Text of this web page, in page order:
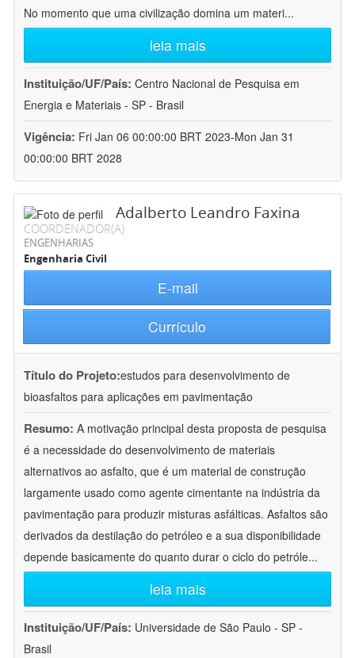
No momento que uma civilização domina um materi...
leia mais
Instituição/UF/País: Centro Nacional de Pesquisa em
Energia e Materiais - SP - Brasil
Vigência: Fri Jan 06 00:00:00 BRT 2023-Mon Jan 31
00:00:00 BRT 2028
Adalberto Leandro Faxina
COORDENADOR(A)
ENGENHARIAS
Engenharia Civil
E-mail
Currículo
Título do Projeto:estudos para desenvolvimento de
bioasfaltos para aplicações em pavimentação
Resumo: A motivação principal desta proposta de pesquisa
é a necessidade do desenvolvimento de materiais
alternativos ao asfalto, que é um material de construção
largamente usado como agente cimentante na indústria da
pavimentação para produzir misturas asfálticas. Asfaltos são
derivados da destilação do petróleo e a sua disponibilidade
depende basicamente do quanto durar o ciclo do petróle...
leia mais
Instituição/UF/País: Universidade de São Paulo - SP -
Brasil